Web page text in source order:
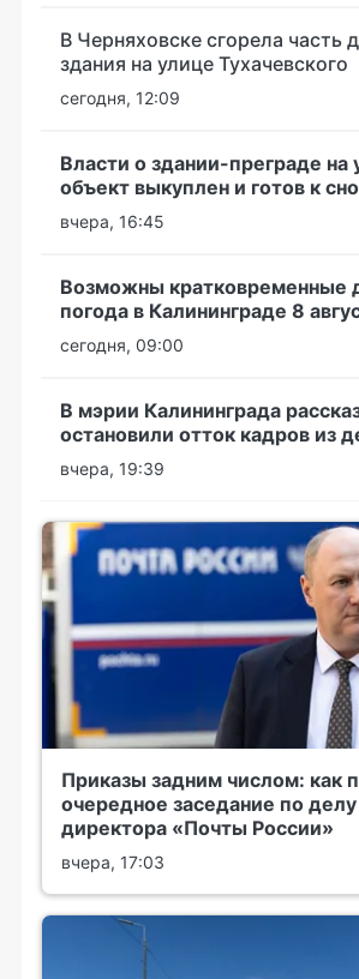
В Черняховске сгорела часть
здания на улице Тухачевского
сегодня, 12:09
Власти о здании-преграде на
объект выкуплен и готов к
вчера, 16:45
Возможны кратковременные
погода в Калининграде 8
сегодня, 09:00
В мэрии Калининграда
остановили отток кадров из
вчера, 19:39
Приказы задним числом: как
очередное заседание по
директора «Почты России»
вчера, 17:03